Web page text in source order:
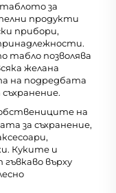
за
продукти
прибори,
табло позволява
желана
на подредбата
на
за съхранение,
Куките и
върху